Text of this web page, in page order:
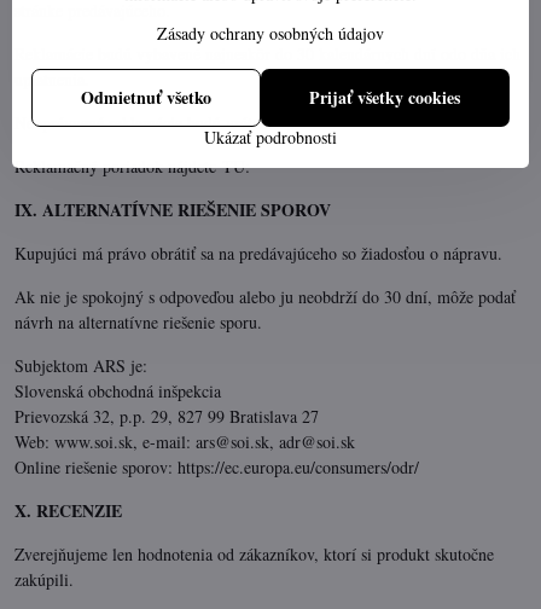
uplatnenia.
Neoprávnené reklamácie budú vrátené späť so stanoviskom.
Reklamačný poriadok nájdeteTU:
IX. ALTERNATÍVNE RIEŠENIE SPOROV
Kupujúci má právo obrátiť sa na predávajúceho so žiadosťou o nápravu.
Ak nie je spokojný s odpoveďou alebo ju neobdrží do 30 dní, môže podať
návrh na alternatívne riešenie sporu.
Subjektom ARS je:
Slovenská obchodná inšpekcia
Prievozská 32, p.p. 29, 827 99 Bratislava 27
Web: www.soi.sk, e-mail: ars@soi.sk, adr@soi.sk
Online riešenie sporov: https://ec.europa.eu/consumers/odr/
X. RECENZIE
Zverejňujeme len hodnotenia od zákazníkov, ktorí si produkt skutočne
zakúpili.
Zásady ochrany osobných údajov
Ukázať podrobnosti
Prijať všetky cookies
Odmietnuť všetko